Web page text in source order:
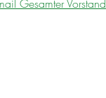
Gesamter Vorstand